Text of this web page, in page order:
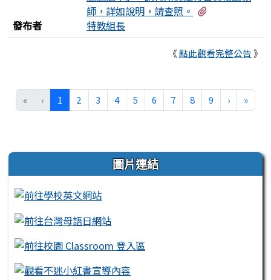
師，詳如說明，請查照。
發布者
特教組長
《點此觀看完整公告》
« ‹ 1 (目前頁次)
2 3 4 5 6 7 8 9 ›下一頁
»最後
左邊區域內容 圖片連結